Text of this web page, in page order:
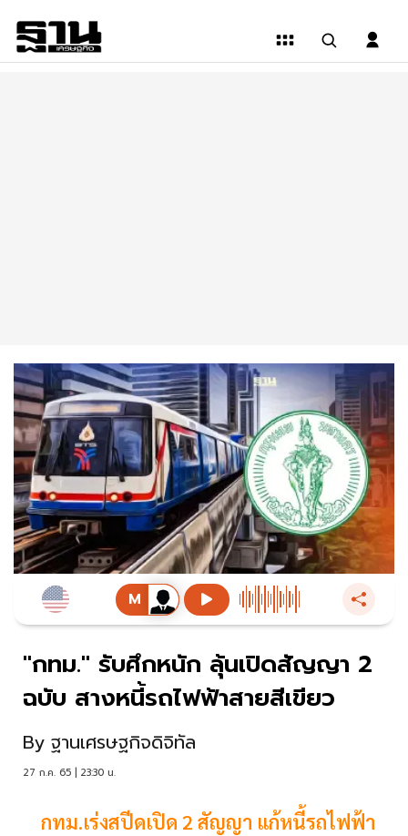
"กทม." รับศึกหนัก ลุ้นเปิดสัญญา 2
ฉบับ สางหนี้รถไฟฟ้าสายสีเขียว
By ฐานเศรษฐกิจดิจิทัล
27 ก.ค. 65 | 23:30 น.
กทม.เร่งสปีดเปิด 2 สัญญา แก้หนี้รถไฟฟ้า